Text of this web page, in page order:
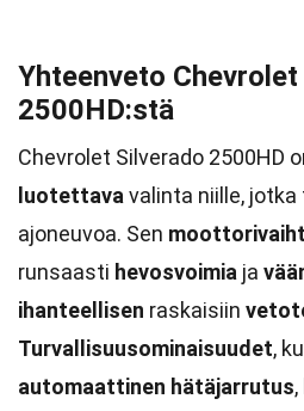
Yhteenveto
2500HD:stä
Chevrolet Silverado 2500HD
luotettava valinta niille,
ajoneuvoa. Sen
runsaasti hevosvoimia ja
ihanteellisen raskaisiin
Turvallisuusominaisuudet,
automaattinen hätäjarrutus